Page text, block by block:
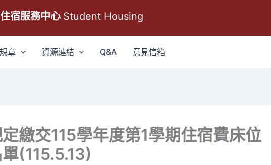
宿服務中心 Student Housing
章 資源連結 Q&A 意見信箱
繳交115學年度第1學期住宿費床位
(115.5.13)